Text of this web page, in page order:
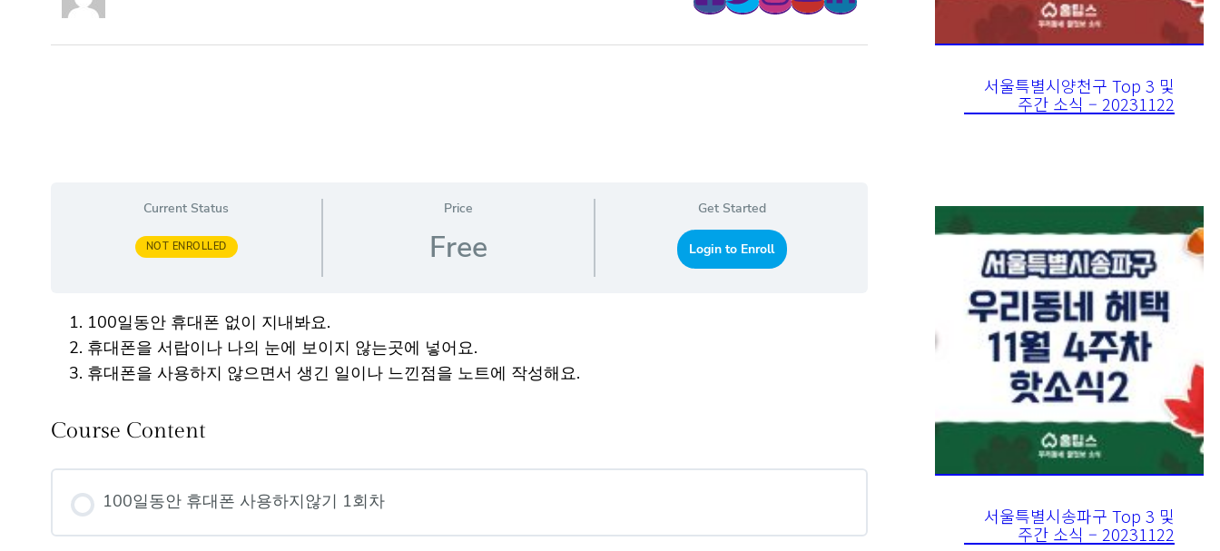
Current Status
NOT ENROLLED
Price
Free
Get Started
Login to Enroll
100일동안 휴대폰 없이 지내봐요.
휴대폰을 서랍이나 나의 눈에 보이지 않는곳에 넣어요.
휴대폰을 사용하지 않으면서 생긴 일이나 느낀점을 노트에 작성해요.
Course Content
100일동안 휴대폰 사용하지않기 1회차
서울특별시양천구 Top 3 및
주간 소식 – 20231122
서울특별시송파구 Top 3 및
주간 소식 – 20231122